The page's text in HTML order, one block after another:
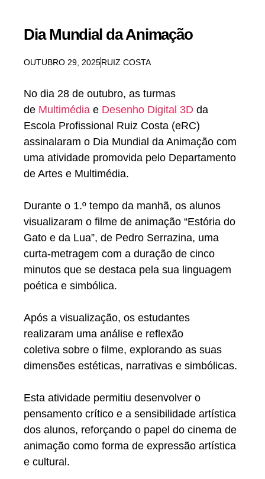
Dia Mundial da Animação
OUTUBRO 29, 2025RUIZ COSTA
No dia 28 de outubro, as turmas
de Multimédia e Desenho Digital 3D da
Escola Profissional Ruiz Costa (eRC)
assinalaram o Dia Mundial da Animação com
uma atividade promovida pelo Departamento
de Artes e Multimédia.
Durante o 1.º tempo da manhã, os alunos
visualizaram o filme de animação “Estória do
Gato e da Lua”, de Pedro Serrazina, uma
curta-metragem com a duração de cinco
minutos que se destaca pela sua linguagem
poética e simbólica.
Após a visualização, os estudantes
realizaram uma análise e reflexão
coletiva sobre o filme, explorando as suas
dimensões estéticas, narrativas e simbólicas.
Esta atividade permitiu desenvolver o
pensamento crítico e a sensibilidade artística
dos alunos, reforçando o papel do cinema de
animação como forma de expressão artística
e cultural.